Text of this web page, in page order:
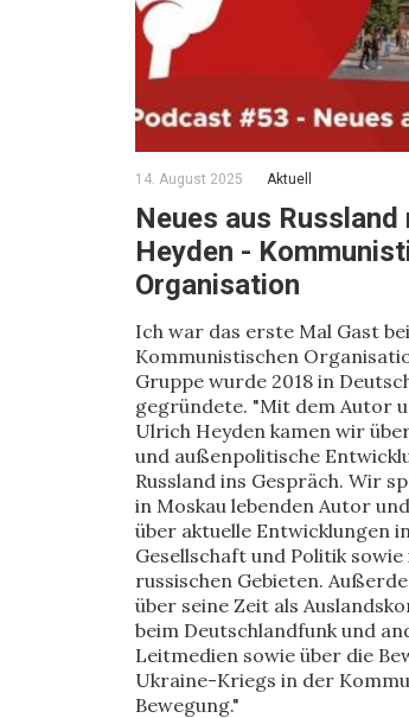
14. August 2025 Aktuell
Neues aus Russland
Heyden -
Organisation
Ich war das erste Mal Gast
Kommunistischen
Gruppe wurde 2018 in
gegründete. "Mit dem Autor
Ulrich Heyden kamen wir
und außenpolitische
Russland ins Gespräch. Wir
in Moskau lebenden Autor
über aktuelle Entwicklungen
Gesellschaft und Politik sowie
russischen Gebieten.
über seine Zeit als
beim Deutschlandfunk und
Leitmedien sowie über die
Ukraine-Kriegs in der
Bewegung."